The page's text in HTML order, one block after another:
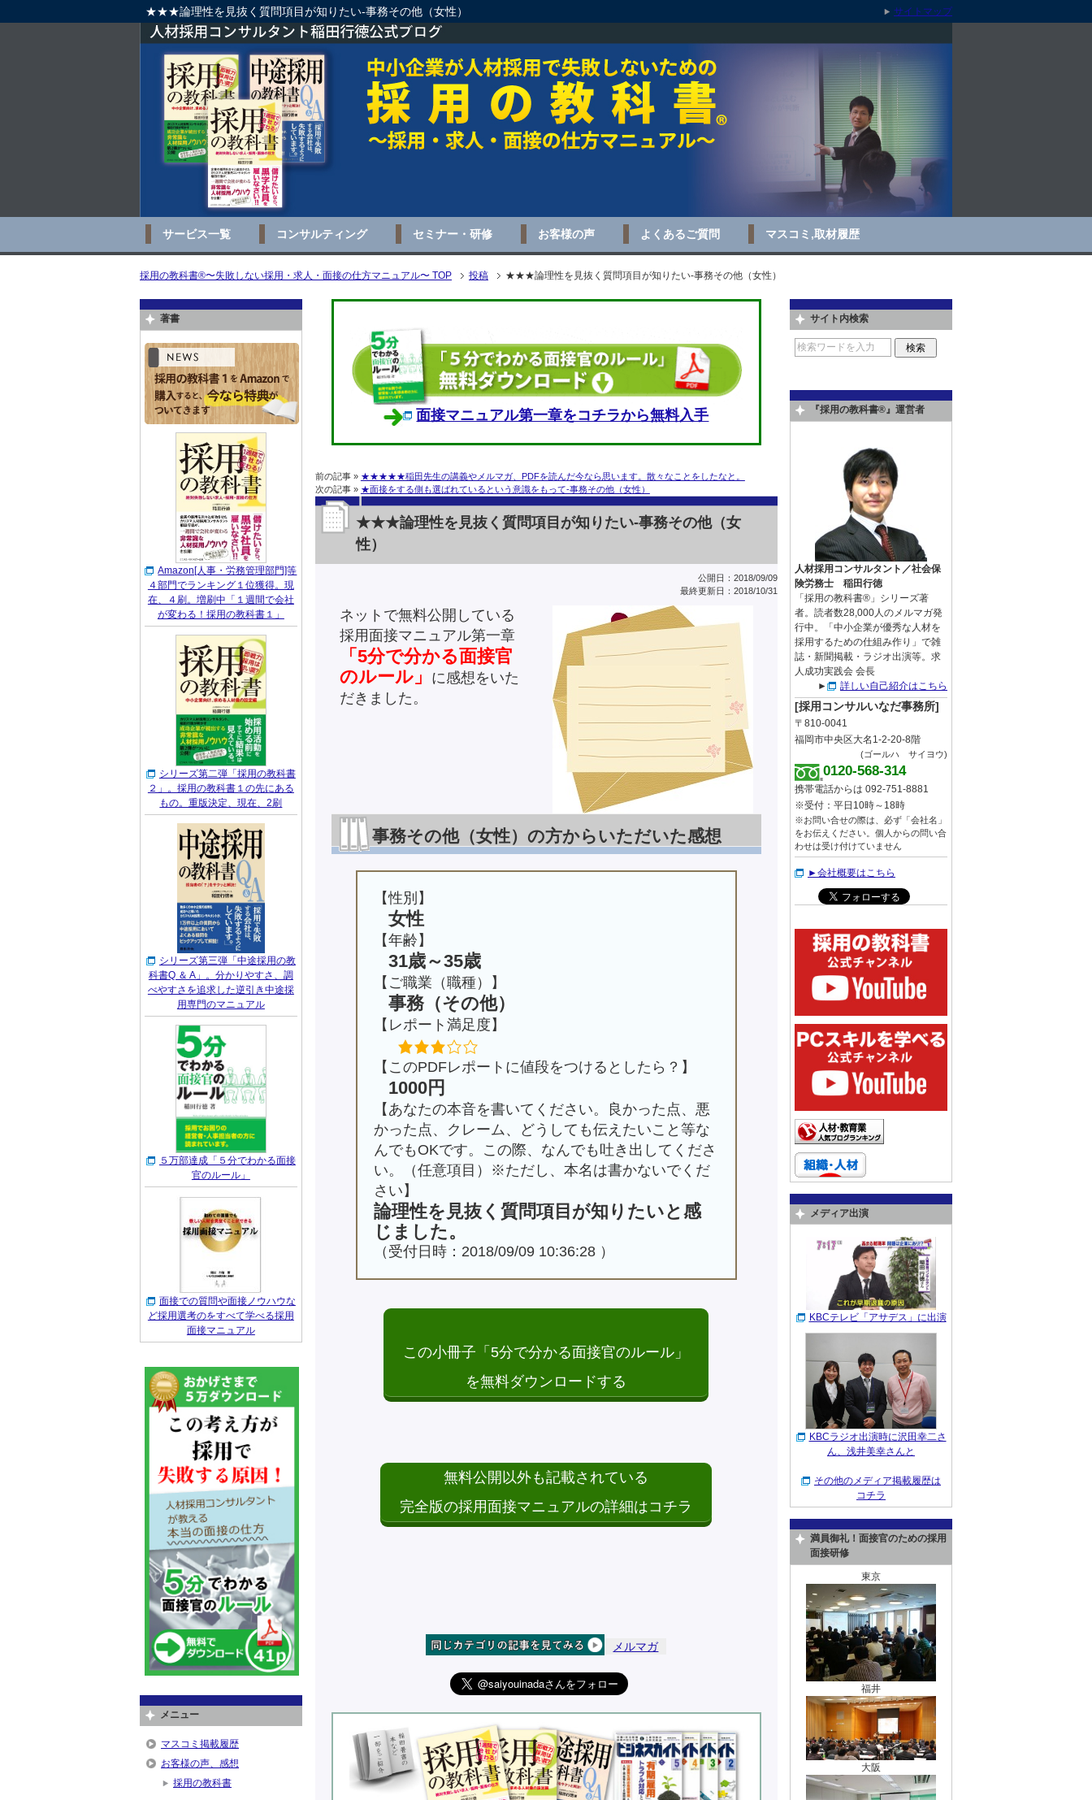
★★★論理性を見抜く質問項目が知りたい-事務その他（女性）
サービス一覧 コンサルティング セミナー・研修 お客様の声 よくあるご質問 マスコミ,取材履歴
採用の教科書®〜失敗しない採用・求人・面接の仕方マニュアル〜 TOP 投稿 ★★★論理性を見抜く質問項目が知りたい-事務その他（女性）
面接マニュアル第一章をコチラから無料入手
前の記事 » ★★★★★稲田先生の講義やメルマガ、PDFを読んだ今なら思います。散々なことをしたなと。
次の記事 » ★面接をする側も選ばれているという意識をもって-事務その他（女性）
★★★論理性を見抜く質問項目が知りたい-事務その他（女
性）
公開日：2018/09/09
最終更新日：2018/10/31
ネットで無料公開している
採用面接マニュアル第一章
「5分で分かる面接官
のルール」
に感想をいた
だきました。
事務その他（女性）の方からいただいた感想
【性別】
女性
【年齢】
31歳～35歳
【ご職業（職種）】
事務（その他）
【レポート満足度】
【このPDFレポートに値段をつけるとしたら？】
1000円
【あなたの本音を書いてください。良かった点、悪
かった点、クレーム、どうしても伝えたいこと等な
んでもOKです。この際、なんでも吐き出してくださ
い。（任意項目）※ただし、本名は書かないでくだ
さい】
論理性を見抜く質問項目が知りたいと感
じました。
（受付日時：2018/09/09 10:36:28 ）
この小冊子「5分で分かる面接官のルール」
を無料ダウンロードする
無料公開以外も記載されている
完全版の採用面接マニュアルの詳細はコチラ
メルマガ
著書
Amazon[人事・労務管理部門]等
４部門でランキング１位獲得。現
在、４刷。増刷中「１週間で会社
が変わる！採用の教科書１」
シリーズ第二弾「採用の教科書
２」。採用の教科書１の先にある
もの。重版決定、現在、2刷
シリーズ第三弾「中途採用の教
科書Q ＆ A」。分かりやすさ、調
べやすさを追求した逆引き中途採
用専門のマニュアル
５万部達成「５分でわかる面接
官のルール」
面接での質問や面接ノウハウな
ど採用選考のをすべて学べる採用
面接マニュアル
メニュー
マスコミ掲載履歴
お客様の声、感想
採用の教科書
サイト内検索
『採用の教科書®』運営者
人材採用コンサルタント／社会保
険労務士 稲田行徳
「採用の教科書®」シリーズ著
者。読者数28,000人のメルマガ発
行中。「中小企業が優秀な人材を
採用するための仕組み作り」で雑
誌・新聞掲載・ラジオ出演等。求
人成功実践会 会長
►
詳しい自己紹介はこちら
[採用コンサルいなだ事務所]
〒810-0041
福岡市中央区大名1-2-20-8階
(ゴールハ サイヨウ)
0120-568-314
携帯電話からは 092-751-8881
※受付：平日10時～18時
※お問い合せの際は、必ず「会社名」
をお伝えください。個人からの問い合
わせは受け付けていません
►会社概要はこちら
メディア出演
KBCテレビ「アサデス」に出演
KBCラジオ出演時に沢田幸二さ
ん、浅井美幸さんと
その他のメディア掲載履歴は
コチラ
満員御礼！面接官のための採用
面接研修
東京
福井
大阪
サイトマップ